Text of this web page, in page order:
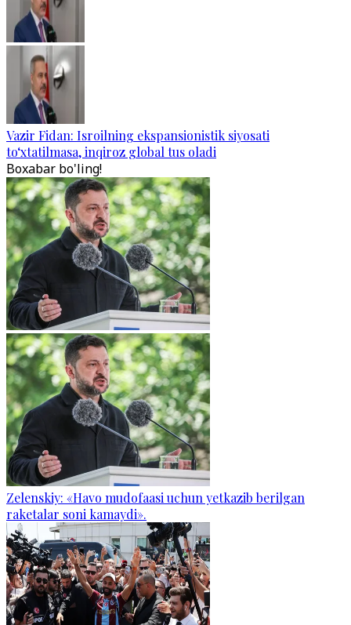
Vazir Fidan: Isroilning ekspansionistik siyosati
to‘xtatilmasa, inqiroz global tus oladi
Boxabar bo'ling!
Zelenskiy: «Havo mudofaasi uchun yetkazib berilgan
raketalar soni kamaydi».